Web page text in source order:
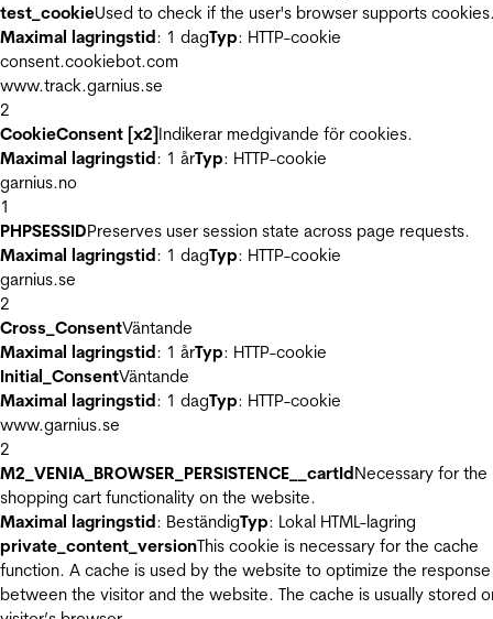
test_cookieUsed to check if the user's browser supports
Maximal lagringstid: 1 dagTyp: HTTP-cookie
consent.cookiebot.com
www.track.garnius.se
2
CookieConsent [x2]Indikerar medgivande för cookies.
Maximal lagringstid: 1 årTyp: HTTP-cookie
garnius.no
1
PHPSESSIDPreserves user session state across page requests.
Maximal lagringstid: 1 dagTyp: HTTP-cookie
garnius.se
2
Cross_ConsentVäntande
Maximal lagringstid: 1 årTyp: HTTP-cookie
Initial_ConsentVäntande
Maximal lagringstid: 1 dagTyp: HTTP-cookie
www.garnius.se
2
M2_VENIA_BROWSER_PERSISTENCE__cartIdNecessary for the
shopping cart functionality on the website.
Maximal lagringstid: BeständigTyp: Lokal HTML-lagring
private_content_versionThis cookie is necessary for the cache
function. A cache is used by the website to optimize the
between the visitor and the website. The cache is usually stored